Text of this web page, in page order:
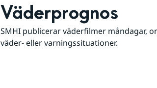
Väderprognos
SMHI publicerar väderfilmer måndagar,
väder- eller varningssituationer.